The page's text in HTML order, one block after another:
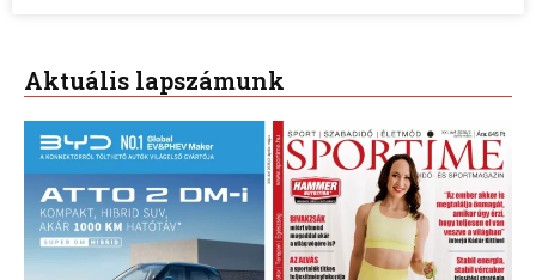
Aktuális lapszámunk